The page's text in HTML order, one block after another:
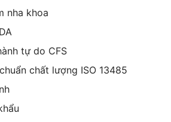
nha khoa
tự do CFS
chất lượng ISO 13485